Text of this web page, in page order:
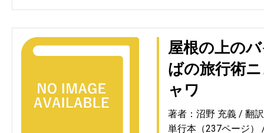
屋根の上の
ばの旅行術
ャワ
著者：沼野 充義
翻
単行本（237ページ）